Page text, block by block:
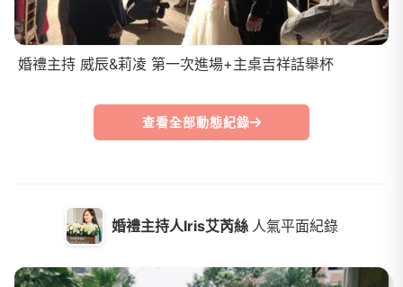
婚禮主持人Iris艾芮絲 人氣平面紀錄
婚禮主持 威辰&莉凌 第一次進場+主桌吉祥話舉杯
查看全部動態紀錄